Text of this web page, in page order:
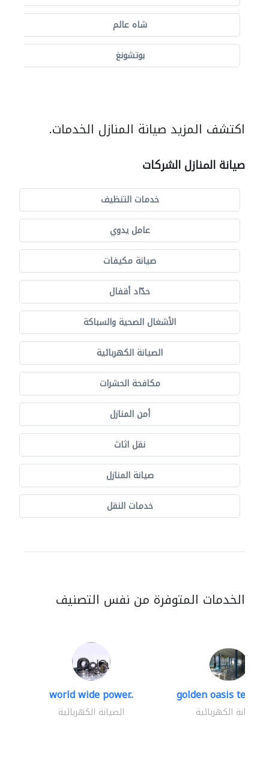
شاه عالم
بوتشونغ
اكتشف المزيد صيانة المنازل الخدمات.
صيانة المنازل الشركات
خدمات التنظيف
عامل يدوي
صيانة مكيفات
حدّاد أقفال
الأشغال الصحية والسباكة
الصيانة الكهربائية
مكافحة الحشرات
أمن المنازل
نقل اثاث
صيانة المنازل
خدمات النقل
الخدمات المتوفرة من نفس التصنيف
world wide power..
الصيانة الكهربائية
golden oasis
الصيانة الكهربائية